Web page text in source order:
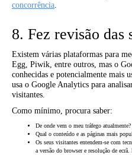
concorrência.
8. Fez revisão das
Existem várias plataformas para
Egg, Piwik, entre outros, mas o
conhecidas e potencialmente mais
usa o Google Analytics para
visitantes.
Como mínimo, procura saber:
De onde vem o meu tráfego
Qual o conteúdo e as páginas mais
Os seus visitantes entendem-se com
a versão do browser e resolução de